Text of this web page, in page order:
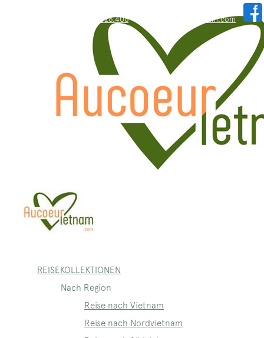
WhatsApp: +84.909.426.406 hallo@aucoeurvietnam.com
REISEKOLLEKTIONEN
Nach Region
Reise nach Vietnam
Reise nach Nordvietnam